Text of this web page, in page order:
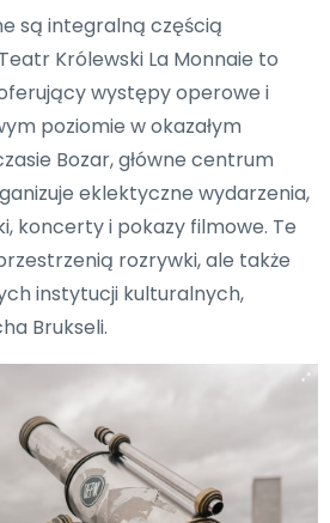
są integralną częścią
Królewski La Monnaie to
występy operowe i
poziomie w okazałym
Bozar, główne centrum
eklektyczne wydarzenia,
koncerty i pokazy filmowe. Te
rozrywki, ale także
instytucji kulturalnych,
Brukseli.